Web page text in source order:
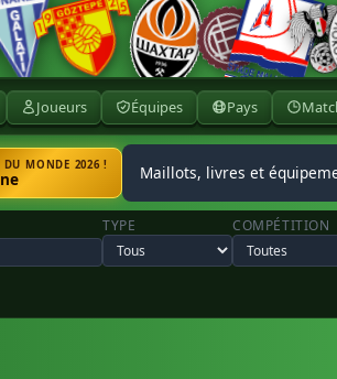
Joueurs Équipes Pays
MONDE 2026 ! Maillots, livres et
TYPE COMPÉTITION